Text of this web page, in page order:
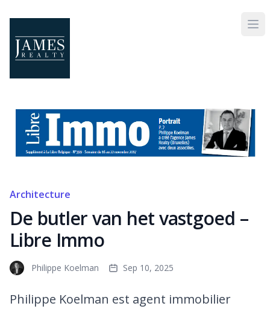
Architecture
De butler van het vastgoed –
Libre Immo
Philippe Koelman Sep 10, 2025
Philippe Koelman est agent immobilier